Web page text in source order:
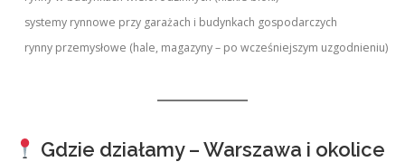
systemy rynnowe przy garażach i budynkach gospodarczych
rynny przemysłowe (hale, magazyny – po wcześniejszym uzgodnieniu)
Gdzie działamy – Warszawa i okolice